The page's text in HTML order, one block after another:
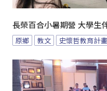
長榮百合小暑期營 大學生
原鄉 教文 史懷哲教育計畫